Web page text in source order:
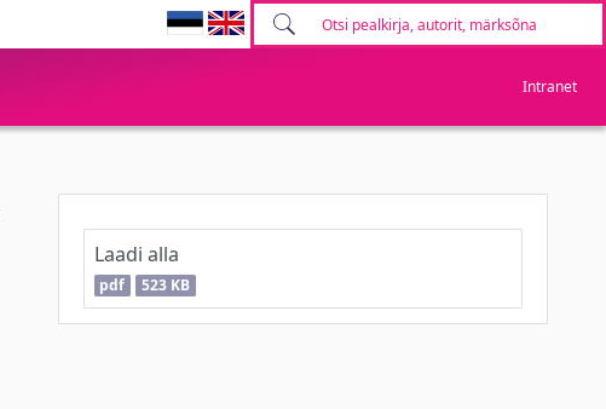
Intranet
Laadi alla
pdf 523 KB